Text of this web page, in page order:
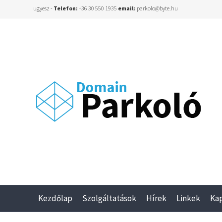
ugyesz - Telefon: +36 30 550 1935 email: parkolo@byte.hu
Kezdőlap Szolgáltatások Hírek Linkek